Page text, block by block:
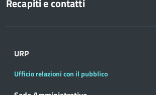
Recapiti e contatti
URP
Ufficio relazioni con il pubblico